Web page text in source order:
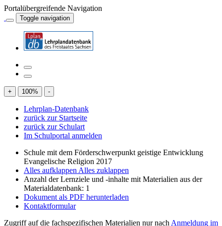
Portalübergreifende Navigation
Toggle navigation
+ 100% -
Lehrplan-Datenbank
zurück zur Startseite
zurück zur Schulart
Im Schulportal anmelden
Schule mit dem Förderschwerpunkt geistige Entwicklung
Evangelische Religion 2017
Alles aufklappen Alles zuklappen
Anzahl der Lernziele und -inhalte mit Materialien aus der
Materialdatenbank: 1
Dokument als PDF herunterladen
Kontaktformular
Zugriff auf die fachspezifischen Materialien nur nach Anmeldung im